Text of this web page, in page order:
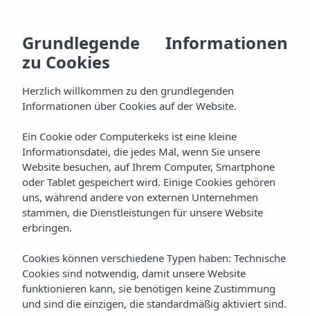
ES
FR
Erholen
Erleben Sie
Pakete
Verwöhnen
Aqua Plus Spa
Verkosten
Ereignisse
Genießen
ANGEBOTE UND AKTIONEN
Grundlegende Informationen
zu Cookies
Herzlich willkommen zu den grundlegenden
Informationen über Cookies auf der Website.
Ein Cookie oder Computerkeks ist eine kleine
Informationsdatei, die jedes Mal, wenn Sie unsere
Website besuchen, auf Ihrem Computer, Smartphone
oder Tablet gespeichert wird. Einige Cookies gehören
uns, während andere von externen Unternehmen
stammen, die Dienstleistungen für unsere Website
erbringen.
Cookies können verschiedene Typen haben: Technische
Cookies sind notwendig, damit unsere Website
funktionieren kann, sie benötigen keine Zustimmung
und sind die einzigen, die standardmäßig aktiviert sind.